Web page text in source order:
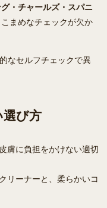
・チャールズ・スパニ
まめなチェックが欠か
なセルフチェックで異
び方
膚に負担をかけない適切
リーナーと、柔らかいコ